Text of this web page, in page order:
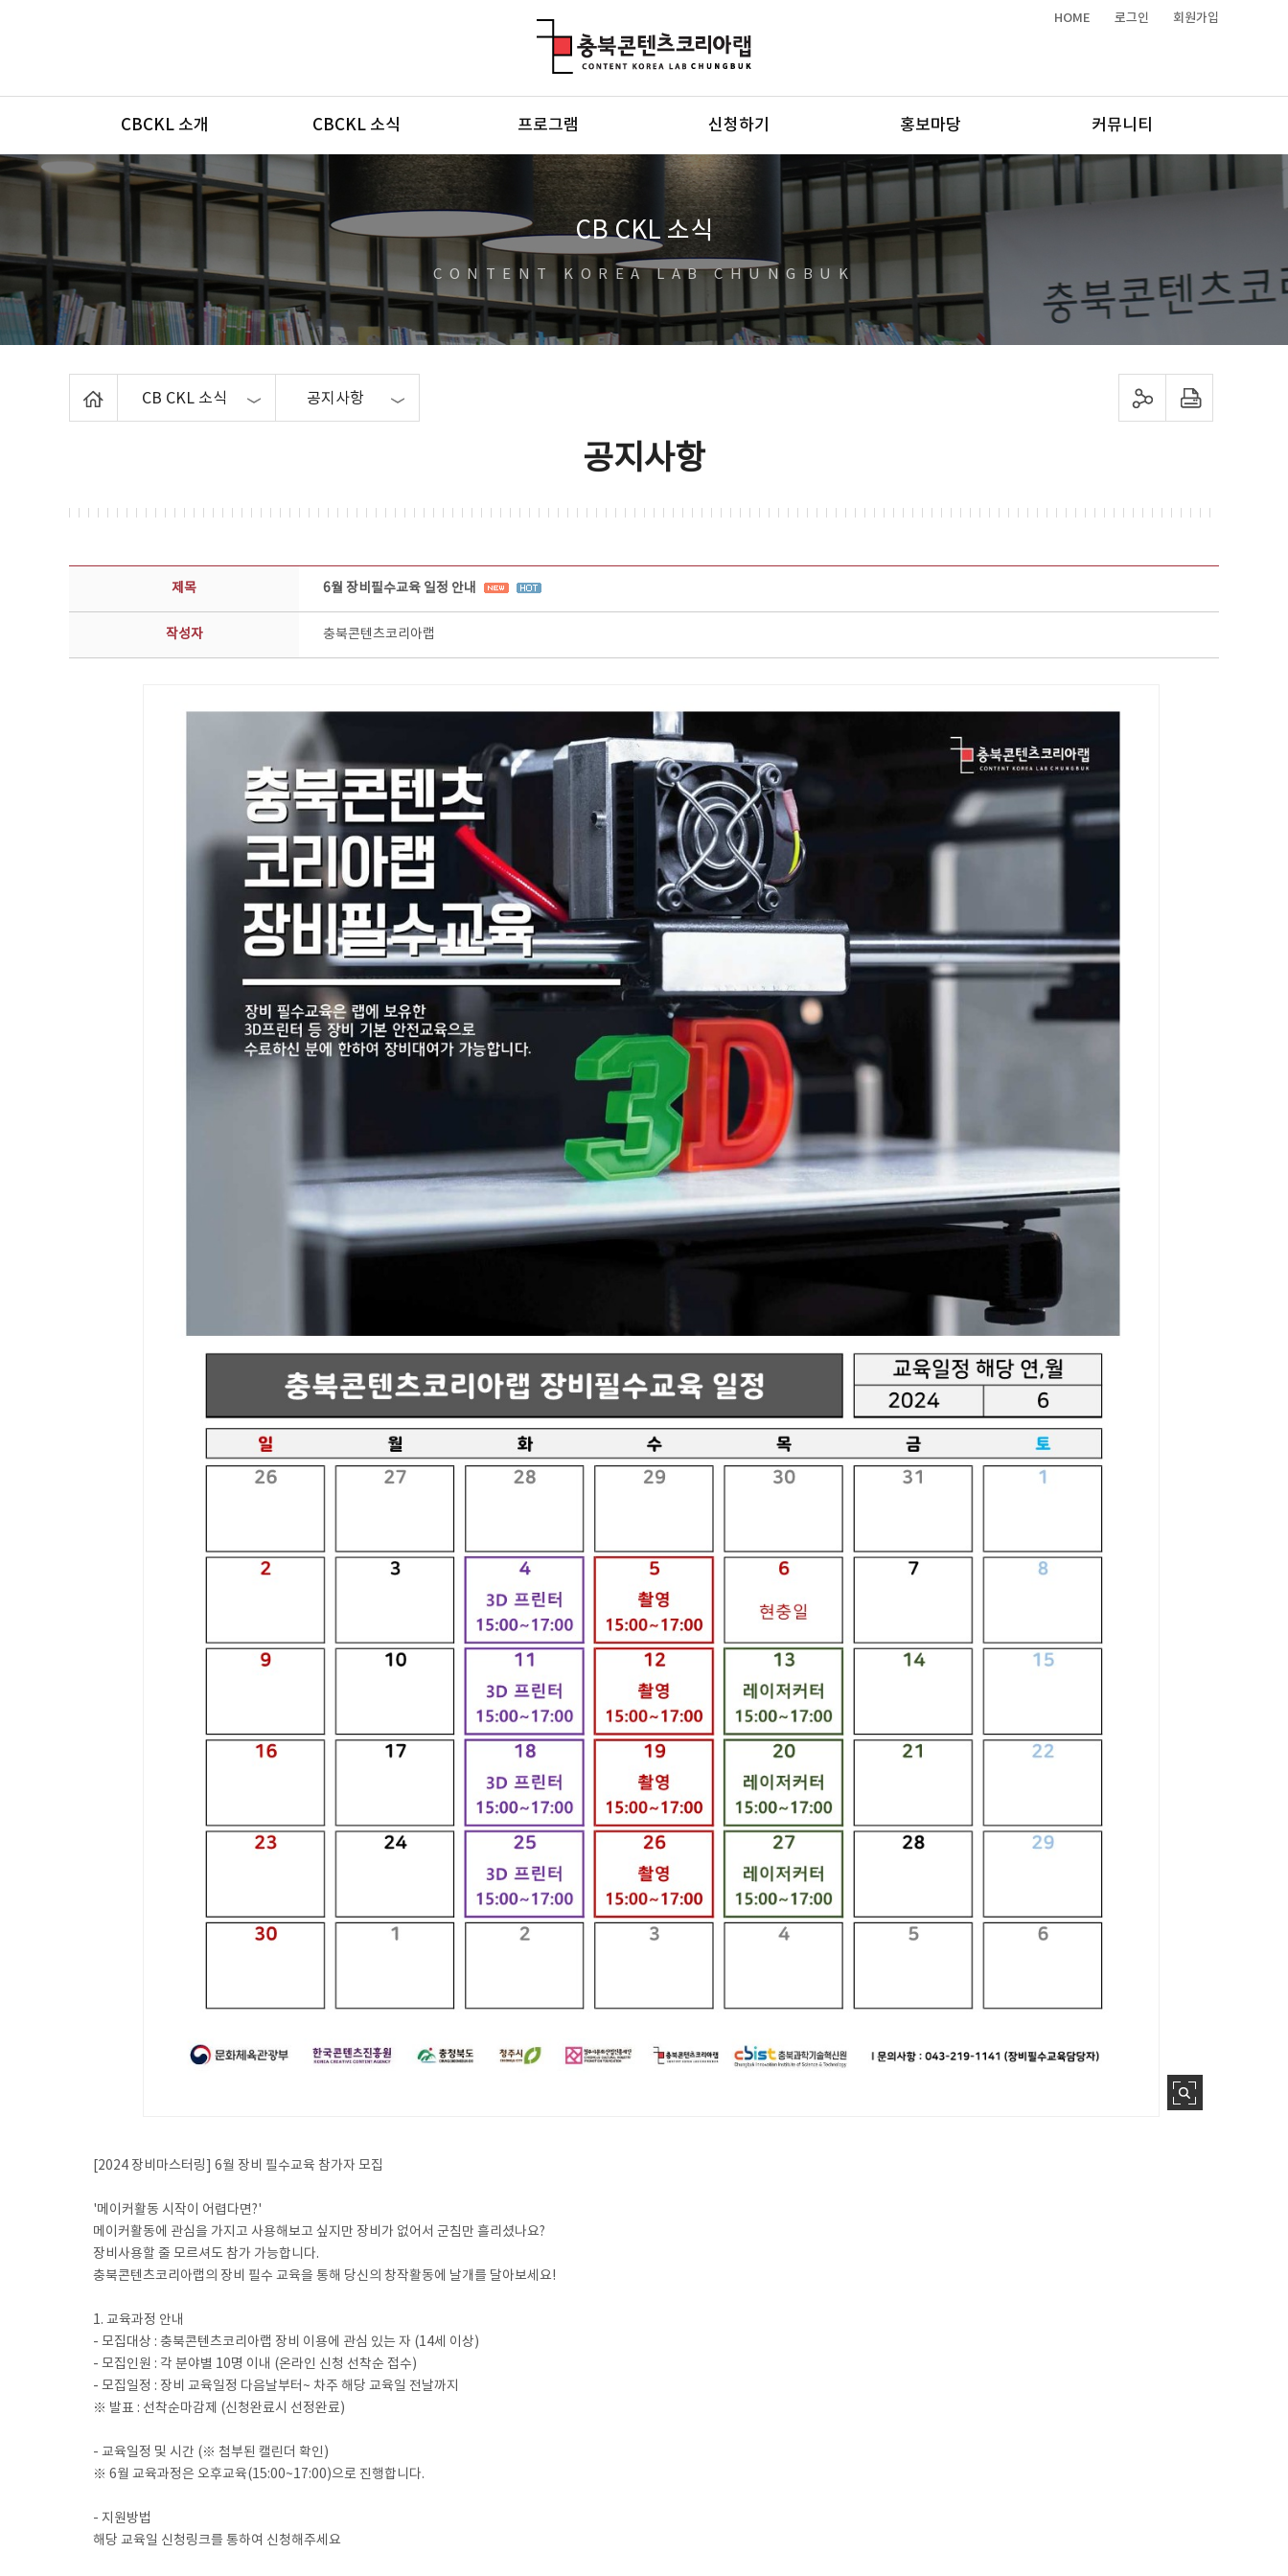
HOME 로그인 회원가입
메뉴
CBCKL 소개 CBCKL 소식 프로그램 신청하기 홍보마당 커뮤니티
CB CKL 소식
CONTENT KOREA LAB CHUNGBUK
CB CKL 소식 공지사항 sns 공유하기 프린트하기
공지사항
공지사항 상세보기 - 제목, 담당부서, 담당자, 담당연락처, 내용, 첨부파일 정보 제공
제목 6월 장비필수교육 일정 안내
작성자 충북콘텐츠코리아랩
[2024 장비마스터링] 6월 장비 필수교육 참가자 모집
'메이커활동 시작이 어렵다면?'
메이커활동에 관심을 가지고 사용해보고 싶지만 장비가 없어서 군침만 흘리셨나요?
장비사용할 줄 모르셔도 참가 가능합니다.
충북콘텐츠코리아랩의 장비 필수 교육을 통해 당신의 창작활동에 날개를 달아보세요!
1. 교육과정 안내
- 모집대상 : 충북콘텐츠코리아랩 장비 이용에 관심 있는 자 (14세 이상)
- 모집인원 : 각 분야별 10명 이내 (온라인 신청 선착순 접수)
- 모집일정 : 장비 교육일정 다음날부터~ 차주 해당 교육일 전날까지
※ 발표 : 선착순마감제 (신청완료시 선정완료)
- 교육일정 및 시간 (※ 첨부된 캘린더 확인)
※ 6월 교육과정은 오후교육(15:00~17:00)으로 진행합니다.
- 지원방법
해당 교육일 신청링크를 통하여 신청해주세요